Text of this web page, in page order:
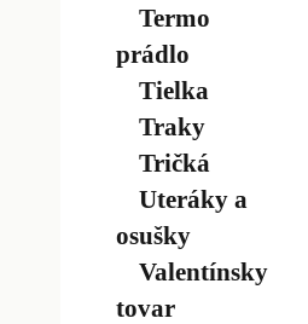
Termo
prádlo
Tielka
Traky
Tričká
Uteráky a
osušky
Valentínsky
tovar